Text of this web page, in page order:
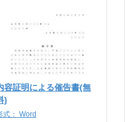
容証明による催告書(無
)
式： Word